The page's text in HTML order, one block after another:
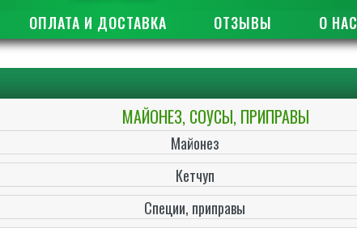
ОПЛАТА И ДОСТАВКА ОТЗЫВЫ О НАС
МАЙОНЕЗ, СОУСЫ, ПРИПРАВЫ
Майонез
Кетчуп
Специи, приправы